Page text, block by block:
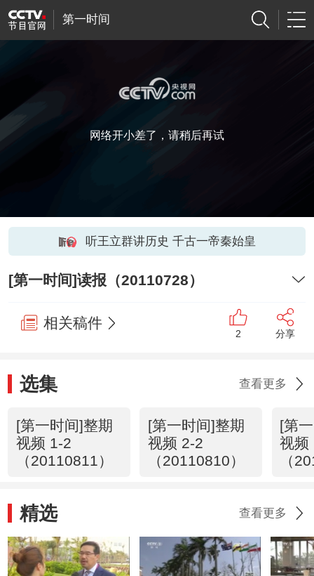
第一时间
网络开小差了，请稍后再试
听王立群讲历史 千古一帝秦始皇
[第一时间]读报（20110728）
相关稿件
2 分享
选集 查看更多
[第一时间]整期
视频 1-2
（20110811）
[第一时间]整期
视频 2-2
（20110810）
[第
视频
（
精选 查看更多